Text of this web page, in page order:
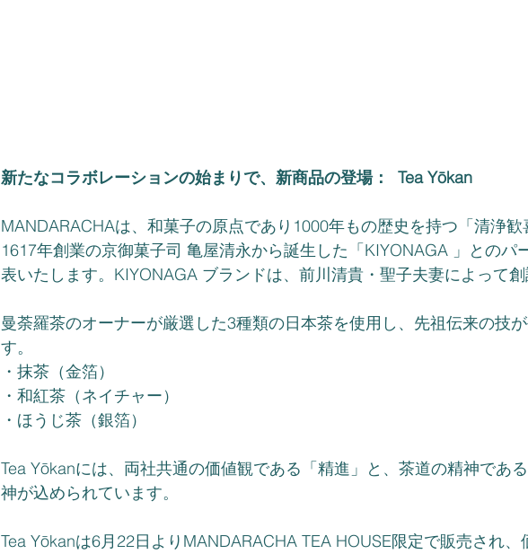
新たなコラボレーションの始まりで、新商品の登場：  Tea Yōkan
MANDARACHAは、和菓子の原点であり1000年もの歴史を持つ「清浄歓
1617年創業の京御菓子司 亀屋清永から誕生した「KIYONAGA 」とのパ
表いたします。KIYONAGA ブランドは、前川清貴・聖子夫妻によって創
曼荼羅茶のオーナーが厳選した3種類の日本茶を使用し、先祖伝来の技
す。
・抹茶（金箔）
・和紅茶（ネイチャー）
・ほうじ茶（銀箔）
Tea Yōkanには、両社共通の価値観である「精進」と、茶道の精神であ
神が込められています。
Tea Yōkanは6月22日よりMANDARACHA TEA HOUSE限定で販売され